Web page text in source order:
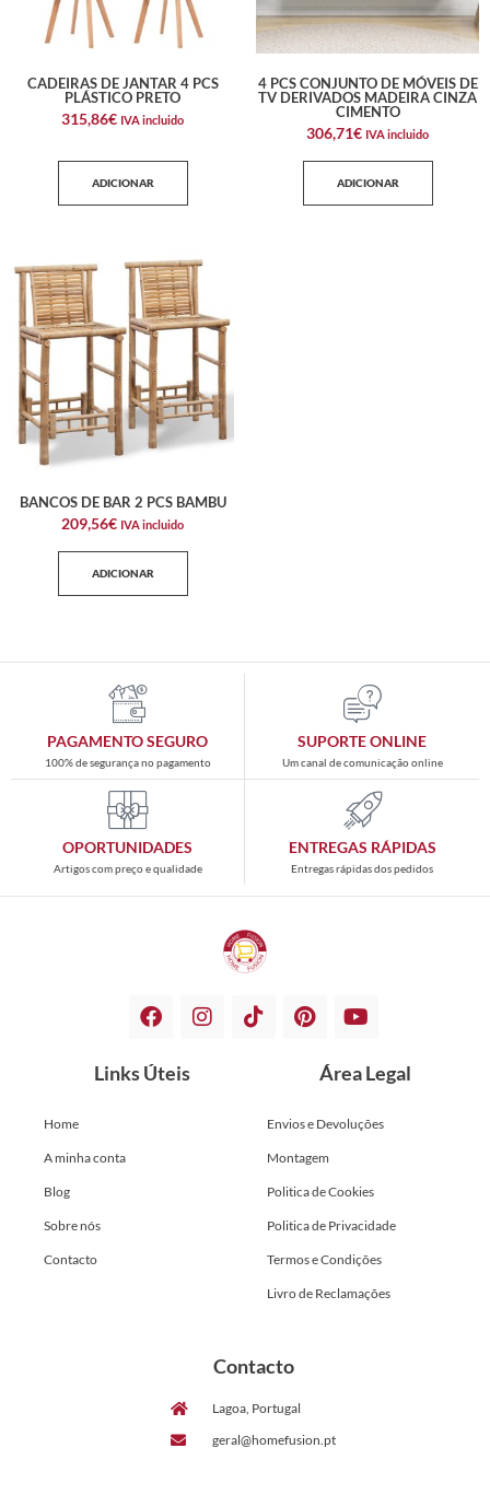
CADEIRAS DE JANTAR 4 PCS
PLÁSTICO PRETO
315,86€ IVA incluido
ADICIONAR
4 PCS CONJUNTO DE MÓVEIS DE
TV DERIVADOS MADEIRA CINZA
CIMENTO
306,71€ IVA incluido
ADICIONAR
BANCOS DE BAR 2 PCS BAMBU
209,56€ IVA incluido
ADICIONAR
PAGAMENTO SEGURO
100% de segurança no pagamento
SUPORTE ONLINE
Um canal de comunicação online
OPORTUNIDADES
Artigos com preço e qualidade
ENTREGAS RÁPIDAS
Entregas rápidas dos pedidos
Links Úteis
Home
A minha conta
Blog
Sobre nós
Contacto
Área Legal
Envios e Devoluções
Montagem
Politica de Cookies
Politica de Privacidade
Termos e Condições
Livro de Reclamações
Contacto
Lagoa, Portugal
geral@homefusion.pt